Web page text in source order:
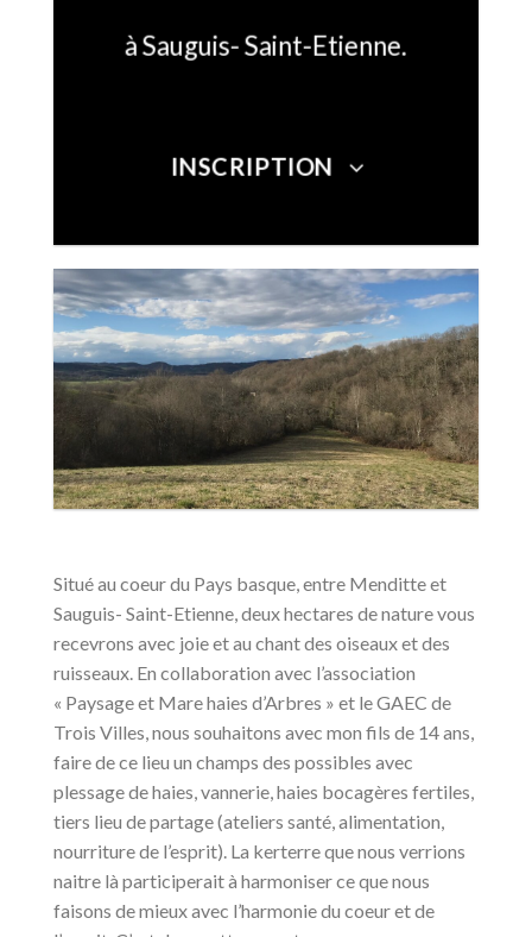
à Sauguis- Saint-Etienne.
INSCRIPTION
Situé au coeur du Pays basque, entre Menditte et
Sauguis- Saint-Etienne, deux hectares de nature vous
recevrons avec joie et au chant des oiseaux et des
ruisseaux. En collaboration avec l’association
« Paysage et Mare haies d’Arbres » et le GAEC de
Trois Villes, nous souhaitons avec mon fils de 14 ans,
faire de ce lieu un champs des possibles avec
plessage de haies, vannerie, haies bocagères fertiles,
tiers lieu de partage (ateliers santé, alimentation,
nourriture de l’esprit). La kerterre que nous verrions
naitre là participerait à harmoniser ce que nous
faisons de mieux avec l’harmonie du coeur et de